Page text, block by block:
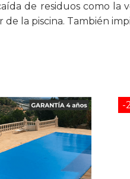
de residuos como la
de la piscina. También
-